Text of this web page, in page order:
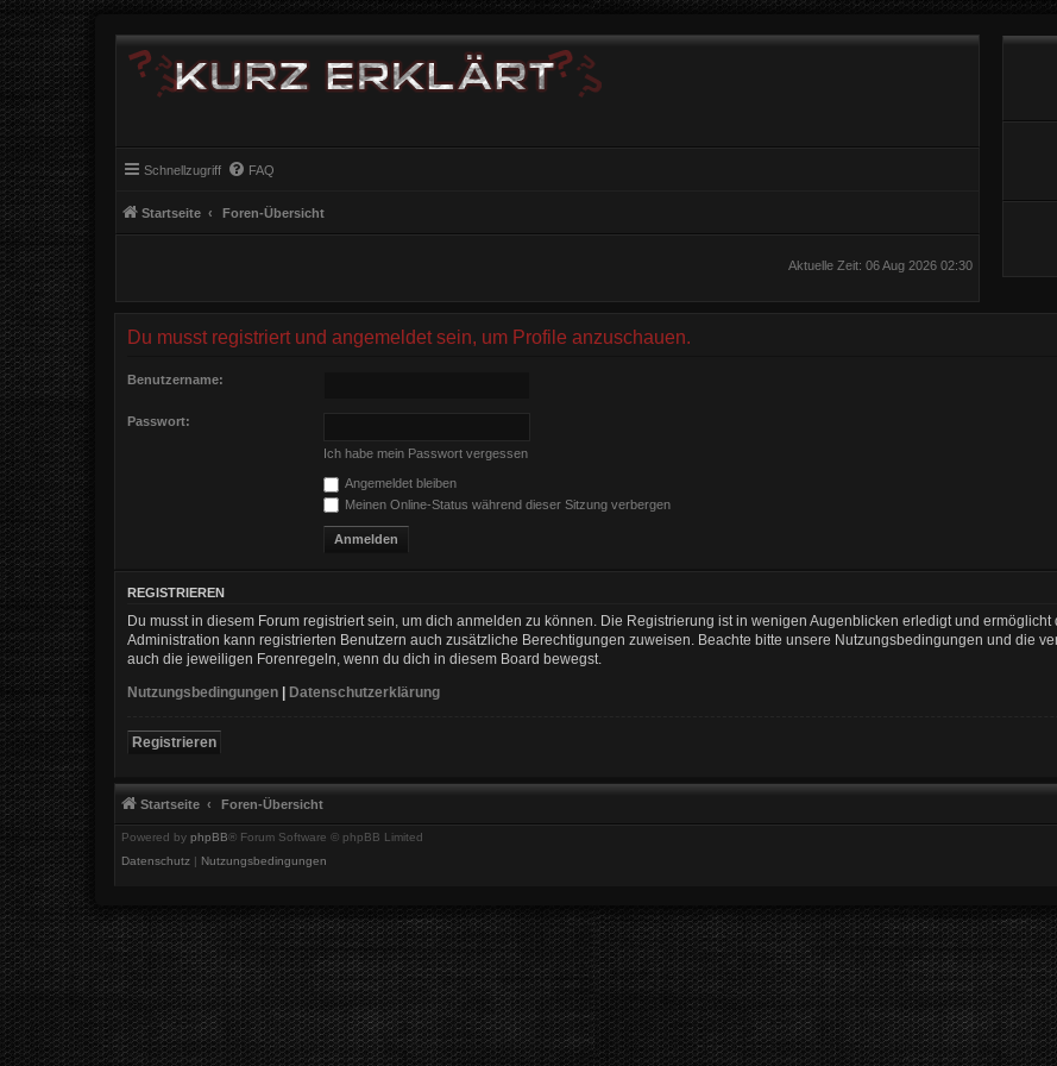
Schnellzugriff FAQ
Startseite Foren-Übersicht
Aktuelle Zeit: 06 Aug 2026 02:30
Du musst registriert und angemeldet sein, um Profile anzuschauen.
Benutzername:
Passwort:
Ich habe mein Passwort vergessen
Angemeldet bleiben
Meinen Online-Status während dieser Sitzung verbergen
REGISTRIEREN
Du musst in diesem Forum registriert sein, um dich anmelden zu können. Die Registrierung ist in wenigen Augenblicken erledigt und
Administration kann registrierten Benutzern auch zusätzliche Berechtigungen zuweisen. Beachte bitte unsere Nutzungsbedingungen und die
auch die jeweiligen Forenregeln, wenn du dich in diesem Board bewegst.
Nutzungsbedingungen | Datenschutzerklärung
Registrieren
Startseite Foren-Übersicht
Powered by phpBB® Forum Software © phpBB Limited
Datenschutz | Nutzungsbedingungen